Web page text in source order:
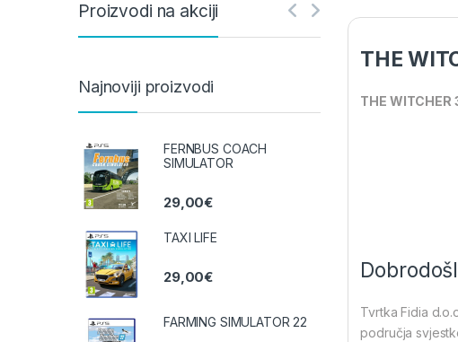
THE
THE WITCHER
Tvrtka Fidia
područja
Proizvodi na akciji
Najnoviji proizvodi
FERNBUS COACH
SIMULATOR
29,00€
TAXI LIFE
29,00€
FARMING SIMULATOR 22